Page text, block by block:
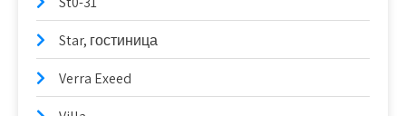
Star, гостиница
Verra Exeed